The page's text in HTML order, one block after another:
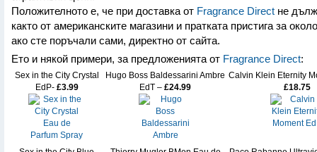
Положителното е, че при доставка от Fragrance Direct не
както от американските магазини и пратката пристига за
ако сте поръчали сами, директно от сайта.
Ето и някой примери, за предложенията от Fragrance Direct:
Sex in the City Crystal
EdP- £3.99
Hugo Boss Baldessarini Ambre
EdT – £24.99
Calvin Klein Eternity
£18.75